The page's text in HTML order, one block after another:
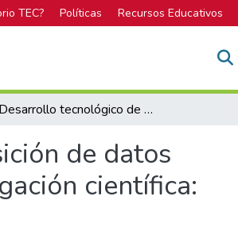
TEC? Políticas Recursos Educativos
“Desarrollo tecnológico de un sistema de adquisición de datos ambientales para su uso en proyectos de investigación científica: Arquitectura abierta CRTECMote”
de datos
científica: